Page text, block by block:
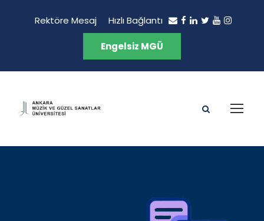
Rektöre Mesaj Hızlı Bağlantı
Engelsiz MGÜ